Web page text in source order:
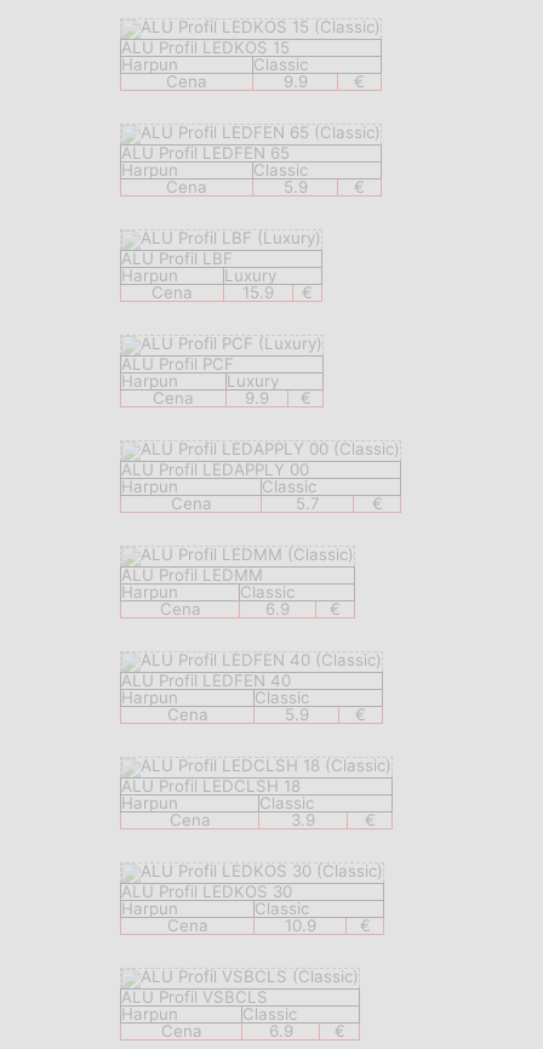
ALU Profil LEDKOS 15
Harpun
Classic
Cena
9.9 €
ALU Profil LEDFEN 65
Harpun
Classic
Cena
5.9 €
ALU Profil LBF
Harpun
Luxury
Cena
15.9 €
ALU Profil PCF
Harpun
Luxury
Cena
9.9 €
ALU Profil LEDAPPLY 00
Harpun
Classic
Cena
5.7 €
ALU Profil LEDMM
Harpun
Classic
Cena
6.9 €
ALU Profil LEDFEN 40
Harpun
Classic
Cena
5.9 €
ALU Profil LEDCLSH 18
Harpun
Classic
Cena
3.9 €
ALU Profil LEDKOS 30
Harpun
Classic
Cena
10.9 €
ALU Profil VSBCLS
Harpun
Classic
Cena
6.9 €